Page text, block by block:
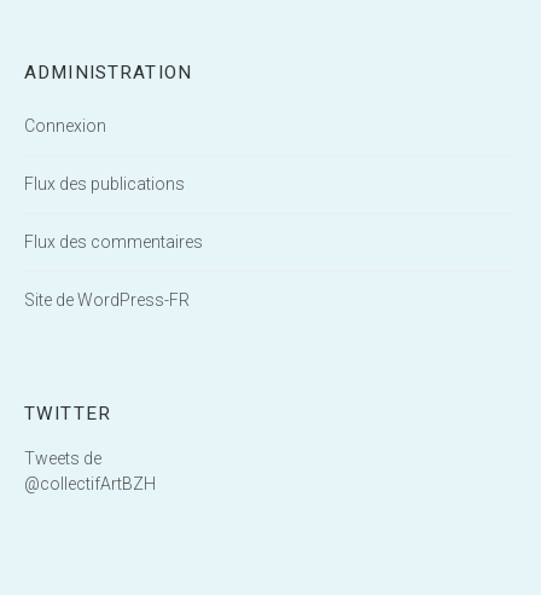
ADMINISTRATION
Connexion
Flux des publications
Flux des commentaires
Site de WordPress-FR
TWITTER
Tweets de
@collectifArtBZH